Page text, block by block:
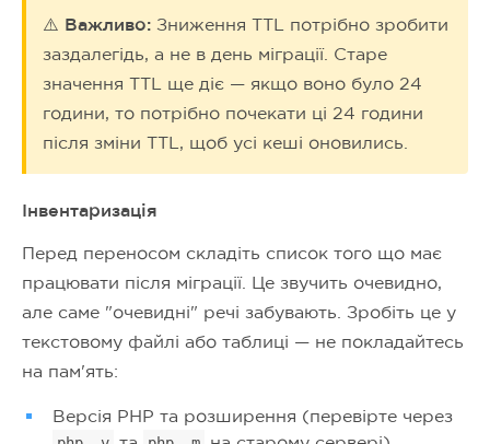
⚠️ Важливо: Зниження TTL потрібно зробити
заздалегідь, а не в день міграції. Старе
значення TTL ще діє — якщо воно було 24
години, то потрібно почекати ці 24 години
після зміни TTL, щоб усі кеші оновились.
Інвентаризація
Перед переносом складіть список того що має
працювати після міграції. Це звучить очевидно,
але саме "очевидні" речі забувають. Зробіть це у
текстовому файлі або таблиці — не покладайтесь
на пам'ять:
Версія PHP та розширення (перевірте через